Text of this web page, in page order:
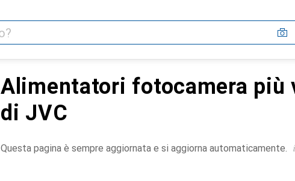
Alimentatori fotocamera più
di JVC
Questa pagina è sempre aggiornata e si aggiorna automaticamente. i